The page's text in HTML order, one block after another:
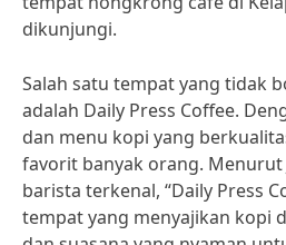
dikunjungi.
Salah satu tempat yang tidak
adalah Daily Press Coffee.
dan menu kopi yang
favorit banyak orang. Menurut
barista terkenal, “Daily Press
tempat yang menyajikan kopi